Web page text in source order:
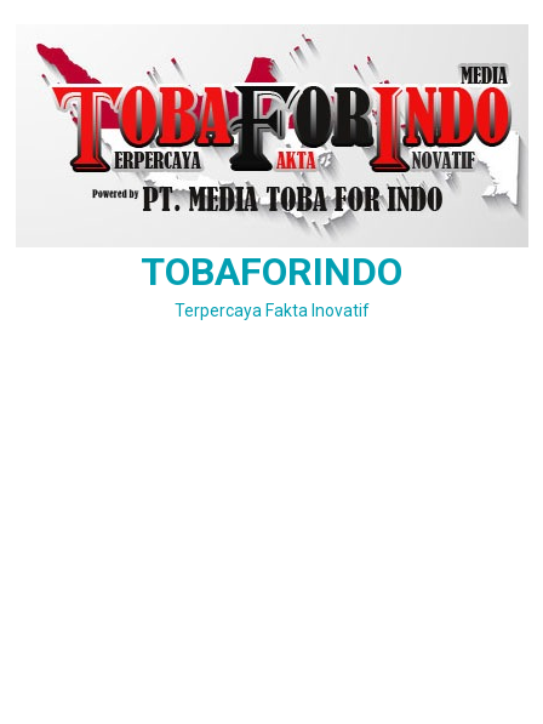
content
TOBAFORINDO
Terpercaya Fakta Inovatif